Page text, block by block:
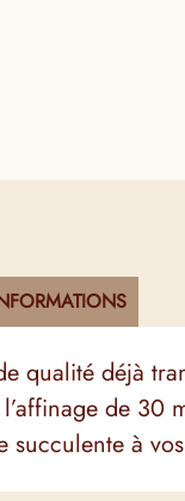
qualité déjà
de 30
à